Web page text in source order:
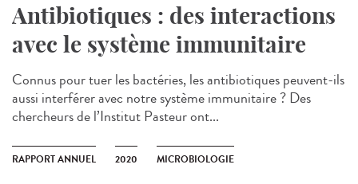
Antibiotiques : des interactions
avec le système immunitaire
Connus pour tuer les bactéries, les antibiotiques peuvent-ils
aussi interférer avec notre système immunitaire ? Des
chercheurs de l’Institut Pasteur ont...
RAPPORT ANNUEL 2020 MICROBIOLOGIE